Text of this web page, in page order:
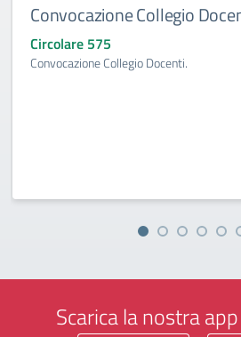
Convocazione Collegio
Circolare 575
Convocazione Collegio Docenti.
Scarica la nostra